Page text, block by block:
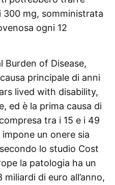
300 mg, somministrata
ogni 12
Burden of Disease,
principale di anni
lived with disability,
ed è la prima causa di
tra i 15 e i 49
un onere sia
lo studio Cost
la patologia ha un
di euro all’anno,